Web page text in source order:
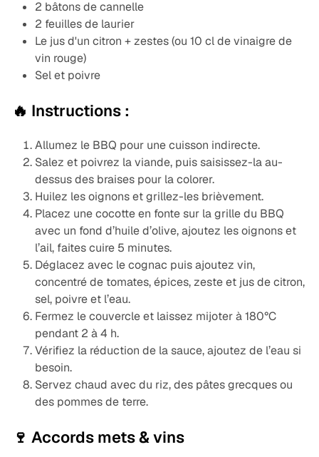
2 bâtons de cannelle
2 feuilles de laurier
Le jus d'un citron + zestes (ou 10 cl de vinaigre de
vin rouge)
Sel et poivre
🔥 Instructions :
Allumez le BBQ pour une cuisson indirecte.
Salez et poivrez la viande, puis saisissez-la au-
dessus des braises pour la colorer.
Huilez les oignons et grillez-les brièvement.
Placez une cocotte en fonte sur la grille du BBQ
avec un fond d’huile d’olive, ajoutez les oignons et
l’ail, faites cuire 5 minutes.
Déglacez avec le cognac puis ajoutez vin,
concentré de tomates, épices, zeste et jus de citron,
sel, poivre et l’eau.
Fermez le couvercle et laissez mijoter à 180°C
pendant 2 à 4 h.
Vérifiez la réduction de la sauce, ajoutez de l’eau si
besoin.
Servez chaud avec du riz, des pâtes grecques ou
des pommes de terre.
🍷 Accords mets & vins